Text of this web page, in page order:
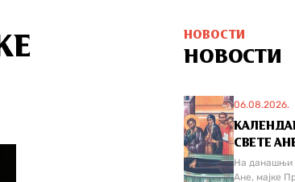
НОВОСТИ
НОВОСТИ
06.08.2026.
СВЕТЕ
На данашњи
Ане, мајке